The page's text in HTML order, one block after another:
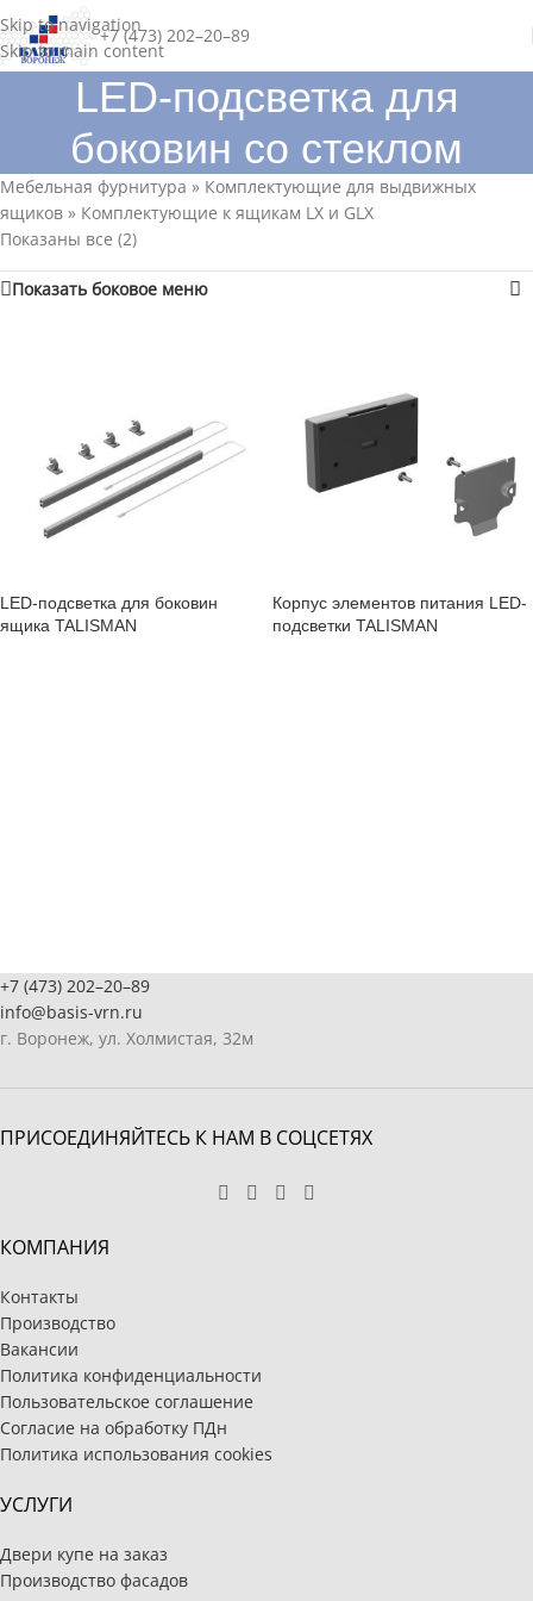
Skip to navigation
Skip to main content
+7 (473) 202–20–89
LED-подсветка для
боковин со стеклом
Мебельная фурнитура » Комплектующие для выдвижных
ящиков » Комплектующие к ящикам LX и GLX
Показаны все (2)
Показать боковое меню
LED-подсветка для боковин
ящика TALISMAN
Корпус элементов питания LED-
подсветки TALISMAN
+7 (473) 202–20–89
info@basis-vrn.ru
г. Воронеж, ул. Холмистая, 32м
ПРИСОЕДИНЯЙТЕСЬ К НАМ В СОЦСЕТЯХ
КОМПАНИЯ
Контакты
Производство
Вакансии
Политика конфиденциальности
Пользовательское соглашение
Согласие на обработку ПДн
Политика использования cookies
УСЛУГИ
Двери купе на заказ
Производство фасадов